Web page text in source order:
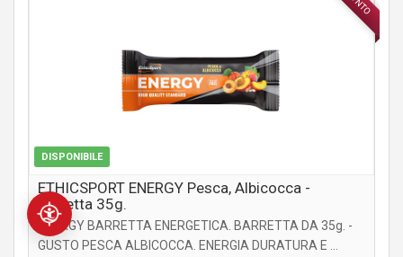
DISPONIBILE
ETHICSPORT ENERGY Pesca, Albicocca -
Barretta 35g.
ENERGY BARRETTA ENERGETICA. BARRETTA DA 35g. -
GUSTO PESCA ALBICOCCA. ENERGIA DURATURA E ...